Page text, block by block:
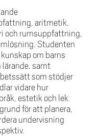
aritmetik,
och rumsuppfattning,
Studenten
om barns
samt
som stödjer
vidare hur
estetik och lek
för att planera,
undervisning